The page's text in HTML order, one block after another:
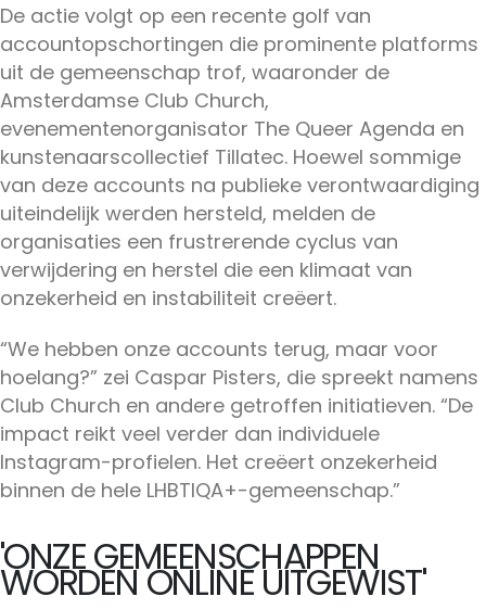
De actie volgt op een recente golf van
accountopschortingen die prominente platforms
uit de gemeenschap trof, waaronder de
Amsterdamse Club Church,
evenementenorganisator The Queer Agenda en
kunstenaarscollectief Tillatec. Hoewel sommige
van deze accounts na publieke verontwaardiging
uiteindelijk werden hersteld, melden de
organisaties een frustrerende cyclus van
verwijdering en herstel die een klimaat van
onzekerheid en instabiliteit creëert.
“We hebben onze accounts terug, maar voor
hoelang?” zei Caspar Pisters, die spreekt namens
Club Church en andere getroffen initiatieven. “De
impact reikt veel verder dan individuele
Instagram-profielen. Het creëert onzekerheid
binnen de hele LHBTIQA+-gemeenschap.”
'ONZE GEMEENSCHAPPEN
WORDEN ONLINE UITGEWIST'